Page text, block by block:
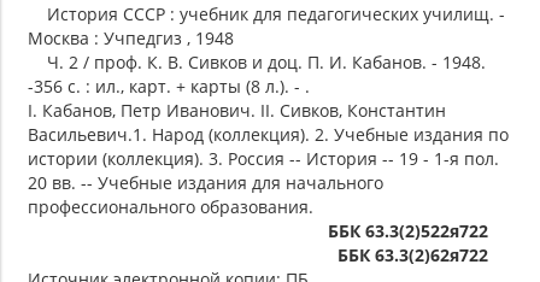
История СССР : учебник для педагогических училищ. -
Москва : Учпедгиз , 1948
Ч. 2 / проф. К. В. Сивков и доц. П. И. Кабанов. - 1948.
-356 с. : ил., карт. + карты (8 л.). - .
I. Кабанов, Петр Иванович. II. Сивков, Константин
Васильевич.1. Народ (коллекция). 2. Учебные издания по
истории (коллекция). 3. Россия -- История -- 19 - 1-я пол.
20 вв. -- Учебные издания для начального
профессионального образования.
ББК 63.3(2)522я722
ББК 63.3(2)62я722